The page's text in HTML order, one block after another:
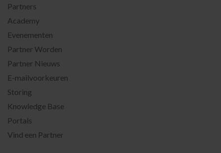
Partners
Academy
Evenementen
Partner Worden
Partner Nieuws
E-mailvoorkeuren
Storing
Knowledge Base
Portals
Vind een Partner